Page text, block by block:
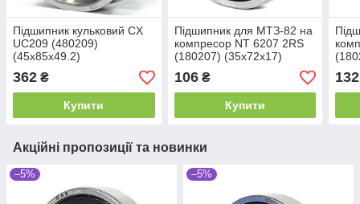
Підшипник кульковий CX
UC209 (480209)
(45x85x49.2)
362 ₴
Купити
Підшипник для МТЗ-82 на
компресор NT 6207 2RS
(180207) (35x72x17)
106₴
Купити
132
Акційні пропозиції та новинки
–5% –5%